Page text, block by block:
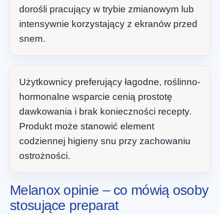
dorośli pracujący w trybie zmianowym lub
intensywnie korzystający z ekranów przed
snem.
Użytkownicy preferujący łagodne, roślinno-
hormonalne wsparcie cenią prostotę
dawkowania i brak konieczności recepty.
Produkt może stanowić element
codziennej higieny snu przy zachowaniu
ostrożności.
Melanox opinie – co mówią osoby
stosujące preparat